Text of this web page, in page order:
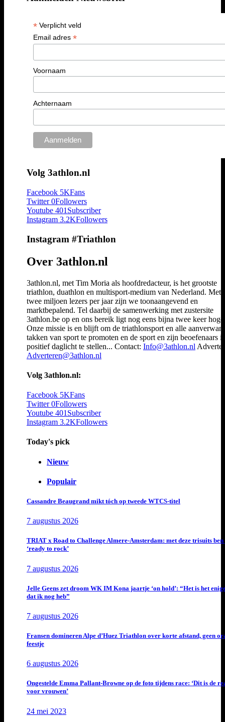
*Verplicht veld
Email adres *
Voornaam
Achternaam
Volg 3athlon.nl
Facebook 5KFans
Twitter 0Followers
Youtube 401 Subscriber
Instagram 3.2KFollowers
Instagram #Triathlon
Over 3athlon.nl
3athlon.nl, met Tim Moria als hoofdredacteur, is het grootste
triathlon, duathlon en multisport-medium van Nederland. Met
twee miljoen lezers per jaar zijn we toonaangevend en
marktbepalend. Tel daarbij de samenwerking met zustersite
3athlon.be op en ons bereik ligt nog eens bijna twee keer
Onze missie is en blijft om de triathlonsport en alle
takken van sport te promoten en de sport en zijn beoefenaars
positief daglicht te stellen... Contact: Info@3athlon.nl
Adverteren@3athlon.nl
Volg 3athlon.nl:
Facebook 5KFans
Twitter 0Followers
Youtube 401 Subscriber
Instagram 3.2KFollowers
Today's pick
Nieuw
Populair
Cassandre Beaugrand mikt tóch op tweede WTCS-titel
7 augustus 2026
TRIAT x Road to Challenge Almere-Amsterdam: met deze trisuits ben
‘ready to rock’
7 augustus 2026
Jelle Geens zet droom WK IM Kona jaartje ‘on hold’: “Het is het
dat ik nog heb”
7 augustus 2026
Fransen domineren Alpe d’Huez Triathlon over korte afstand, geen
feestje
6 augustus 2026
Ongestelde Emma Pallant-Browne op de foto tijdens race: ‘Dit is de
voor vrouwen’
24 mei 2023